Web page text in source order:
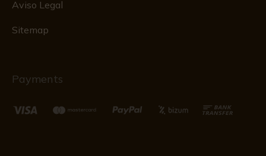
Aviso Legal
Sitemap
Payments